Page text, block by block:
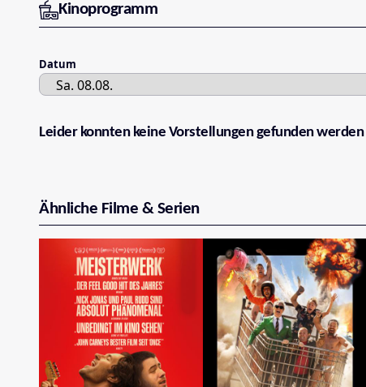
Kinoprogramm
Datum
Leider konnten keine Vorstellungen gefunden werden
Ähnliche Filme & Serien